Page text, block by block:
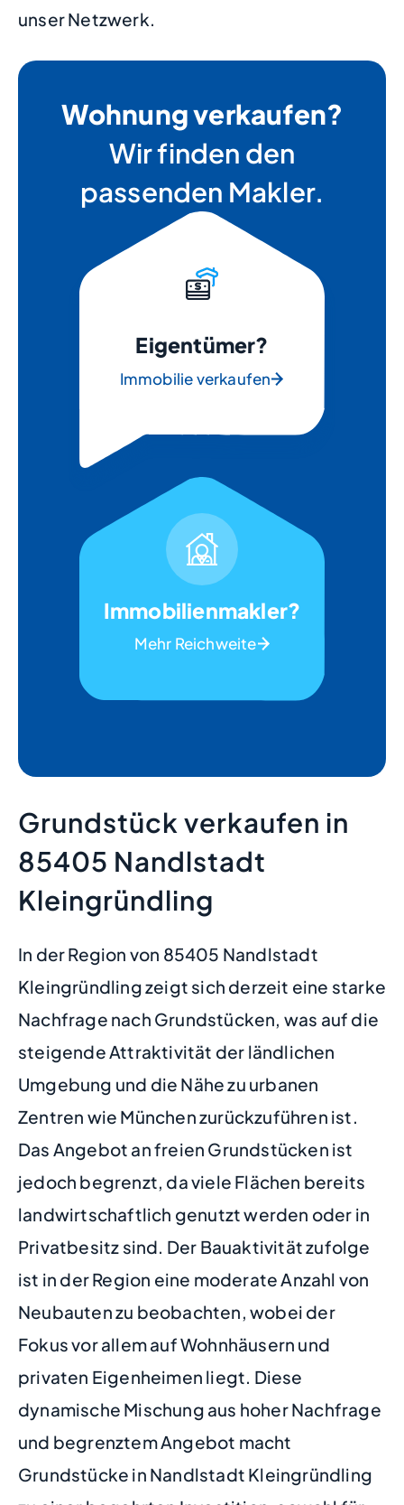
unser Netzwerk.
Wohnung verkaufen?
Wir finden den
passenden Makler.
Eigentümer?
Immobilie verkaufen
Immobilienmakler?
Mehr Reichweite
Grundstück verkaufen in
85405 Nandlstadt
Kleingründling
In der Region von 85405 Nandlstadt
Kleingründling zeigt sich derzeit eine starke
Nachfrage nach Grundstücken, was auf die
steigende Attraktivität der ländlichen
Umgebung und die Nähe zu urbanen
Zentren wie München zurückzuführen ist.
Das Angebot an freien Grundstücken ist
jedoch begrenzt, da viele Flächen bereits
landwirtschaftlich genutzt werden oder in
Privatbesitz sind. Der Bauaktivität zufolge
ist in der Region eine moderate Anzahl von
Neubauten zu beobachten, wobei der
Fokus vor allem auf Wohnhäusern und
privaten Eigenheimen liegt. Diese
dynamische Mischung aus hoher Nachfrage
und begrenztem Angebot macht
Grundstücke in Nandlstadt Kleingründling